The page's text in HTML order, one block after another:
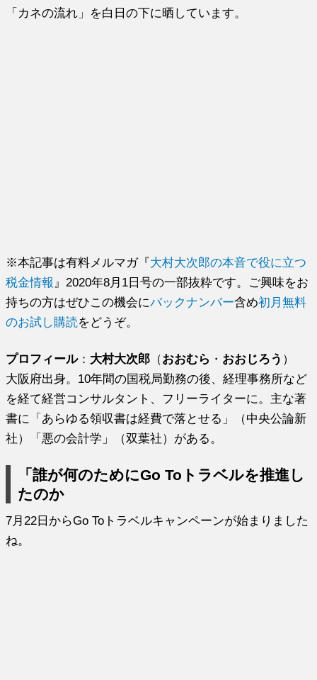
「カネの流れ」を白日の下に晒しています。
※本記事は有料メルマガ『大村大次郎の本音で役に立つ
税金情報 』2020年8月1日号の一部抜粋です。ご興味をお
持ちの方はぜひこの機会にバックナンバー含め初月無料
のお試し購読をどうぞ。
プロフィール： 大村大次郎 （おおむら ・ おおじろう ）
大阪府出身。10年間の国税局勤務の後、経理事務所など
を経て経営コンサルタント、フリーライターに。主な著
書に「あらゆる領収書は経費で落とせる」（中央公論新
社）「悪の会計学」（双葉社）がある。
「誰が何のためにGo Toトラベルを推進し
たのか
7月22日からGo Toトラベルキャンペーンが始まりました
ね。